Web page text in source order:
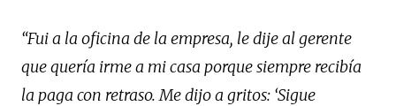
“Fui a la oficina de la empresa, le dije al gerente
que quería irme a mi casa porque siempre recibía
la paga con retraso. Me dijo a gritos: ‘Sigue